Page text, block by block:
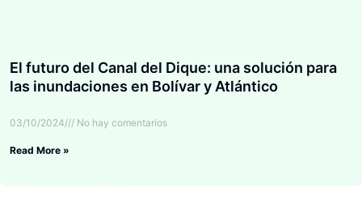
El futuro del Canal del Dique: una solución para
las inundaciones en Bolívar y Atlántico
03/10/2024 No hay comentarios
Read More »